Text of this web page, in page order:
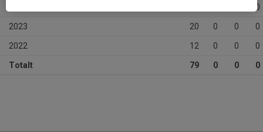
0
2023 20 0 0 0
2022 12 0 0 0
Totalt 79 0 0 0